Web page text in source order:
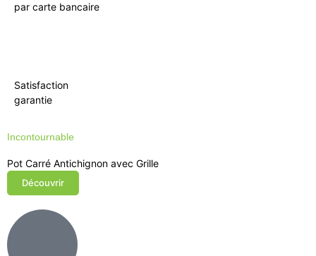
par carte bancaire
Satisfaction
garantie
Incontournable
Pot Carré Antichignon avec Grille
Découvrir